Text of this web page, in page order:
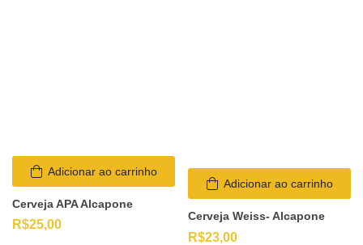
Adicionar ao carrinho
Cerveja APA Alcapone
R$25,00
Adicionar ao carrinho
Cerveja Weiss- Alcapone
R$23,00